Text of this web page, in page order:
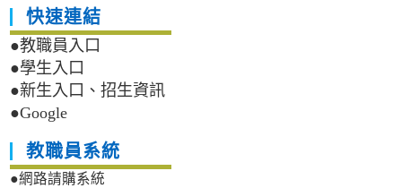
快速連結
●教職員入口
●學生入口
●新生入口、招生資訊
●Google
教職員系統
●網路請購系統